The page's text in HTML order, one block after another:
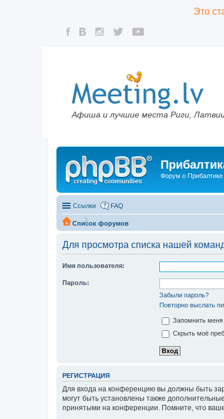
Это
Афиша и лучшие места Риги,
Форум о Прибалтике
Ссылки FAQ
Список форумов
Для просмотра списка нашей
Имя пользователя:
Пароль:
Забыли пароль?
Повторно выслать
Запомнить меня
Скрыть моё
РЕГИСТРАЦИЯ
Для входа на конференцию вы должны быть
могут быть установлены также
принятыми на конференции. Помните, что